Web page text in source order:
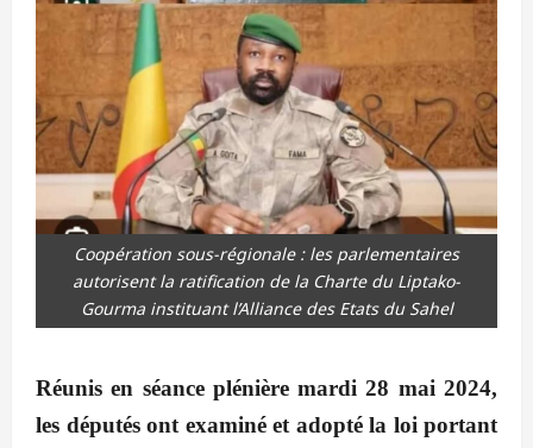
Coopération sous-régionale : les parlementaires
autorisent la ratification de la Charte du Liptako-
Gourma instituant l’Alliance des Etats du Sahel
Réunis en séance plénière mardi 28 mai 2024,
les députés ont examiné et adopté la loi portant